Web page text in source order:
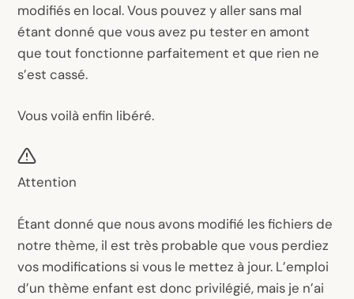
modifiés en local. Vous pouvez y aller sans mal
étant donné que vous avez pu tester en amont
que tout fonctionne parfaitement et que rien ne
s’est cassé.
Vous voilà enfin libéré.
Attention
Étant donné que nous avons modifié les fichiers de
notre thème, il est très probable que vous perdiez
vos modifications si vous le mettez à jour. L’emploi
d’un thème enfant est donc privilégié, mais je n’ai